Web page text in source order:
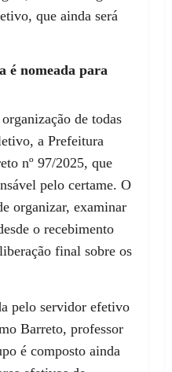
que ainda será
é nomeada para
de todas
a Prefeitura
nº 97/2025, que
pelo certame. O
organizar, examinar
o recebimento
final sobre os
pelo servidor efetivo
Barreto, professor
é composto ainda